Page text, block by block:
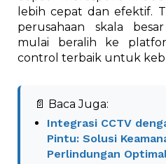
lebih cepat dan efektif.
perusahaan skala
mulai beralih ke
control terbaik untuk
📄 Baca Juga:
Integrasi CCTV
Pintu: Solusi
Perlindungan